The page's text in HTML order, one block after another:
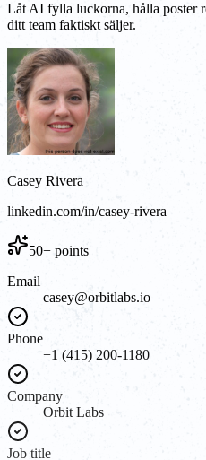
Låt AI fylla luckorna, hålla poster
ditt team faktiskt säljer.
Casey Rivera
linkedin.com/in/casey-rivera
50+ points
Email
casey@orbitlabs.io
Phone
+1 (415) 200-1180
Company
Orbit Labs
Job title